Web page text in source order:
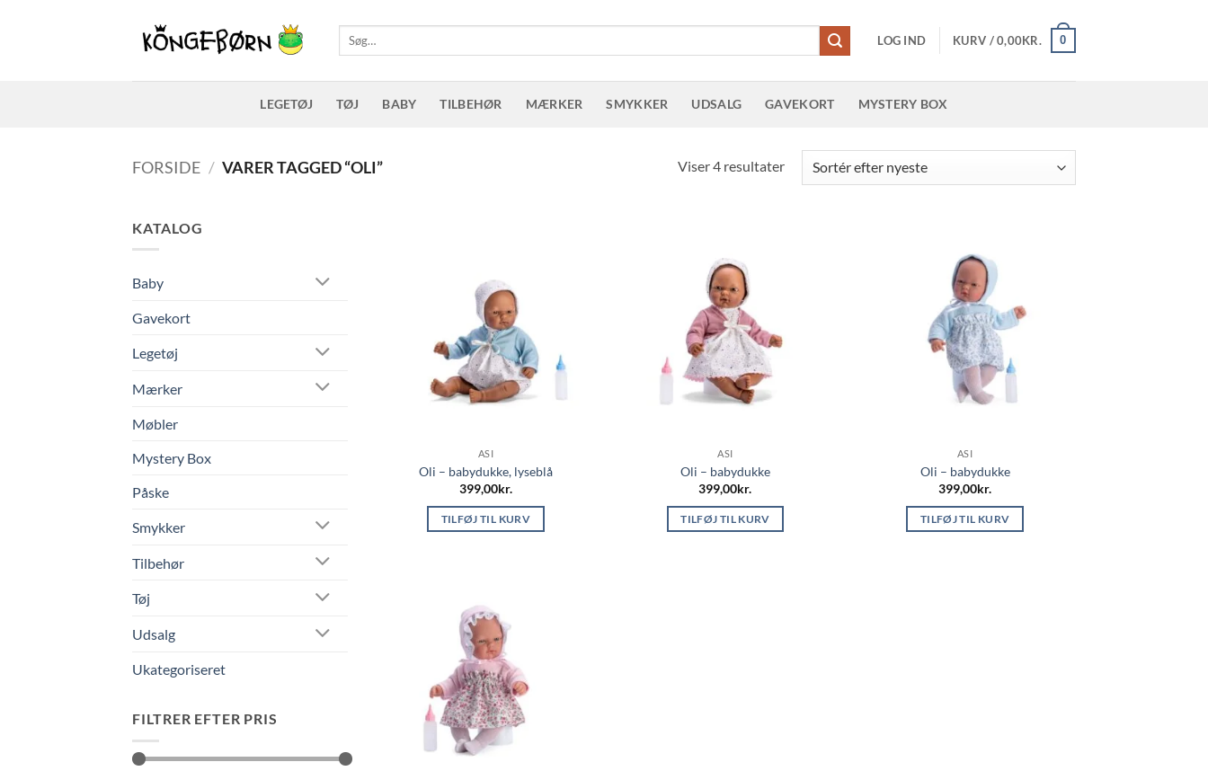
Søg
efter:
LOG IND KURV /0,00KR. 0
LEGETØJ TØJ BABY TILBEHØR MÆRKER SMYKKER UDSALG GAVEKORT MYSTERY BOX
FORSIDE / VARER TAGGED “OLI” Viser 4 resultaterSorteret
efter
KATALOG
Baby
Gavekort
Legetøj
Mærker
Møbler
Mystery Box
Påske
Smykker
Tilbehør
Tøj
Udsalg
Ukategoriseret
FILTRER EFTER PRIS
ASI
Oli – babydukke, lyseblå
399,00kr.
TILFØJ TIL KURV
ASI
Oli – babydukke
399,00kr.
TILFØJ TIL KURV
ASI
Oli – babydukke
399,00kr.
TILFØJ TIL KURV